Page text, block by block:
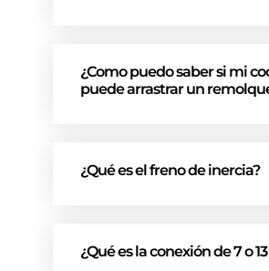
¿Como puedo saber si mi
puede arrastrar un
¿Qué es el freno de inercia?
¿Qué es la conexión de 7 o